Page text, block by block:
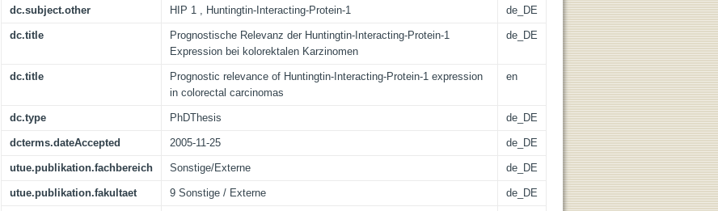
dc.subject.other HIP 1 , Huntingtin-Interacting-Protein-1 de_DE
dc.title
Prognostische Relevanz der Huntingtin-Interacting-Protein-1
Expression bei kolorektalen Karzinomen
de_DE
dc.title
Prognostic relevance of Huntingtin-Interacting-Protein-1 expression
in colorectal carcinomas
en
dc.type PhDThesis de_DE
dcterms.dateAccepted 2005-11-25 de_DE
utue.publikation.fachbereich Sonstige/Externe de_DE
utue.publikation.fakultaet 9 Sonstige / Externe de_DE